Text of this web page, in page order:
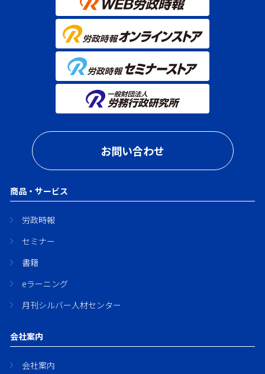
お問い合わせ
商品・サービス
労政時報
セミナー
書籍
eラーニング
月刊シルバー人材センター
会社案内
会社案内